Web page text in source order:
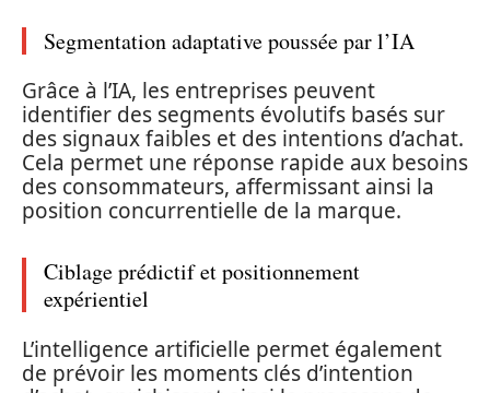
Segmentation adaptative poussée par l’IA
Grâce à l’IA, les entreprises peuvent
identifier des segments évolutifs basés sur
des signaux faibles et des intentions d’achat.
Cela permet une réponse rapide aux besoins
des consommateurs, affermissant ainsi la
position concurrentielle de la marque.
Ciblage prédictif et positionnement
expérientiel
L’intelligence artificielle permet également
de prévoir les moments clés d’intention